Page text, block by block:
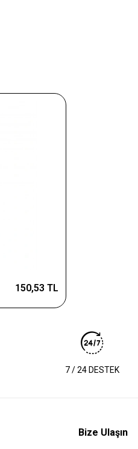
150,53 TL
7 / 24 DESTEK
Bize Ulaşın